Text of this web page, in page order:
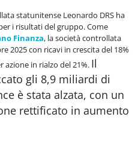
statunitense Leonardo DRS ha
i risultati del gruppo. Come
Finanza, la società controllata
2025 con ricavi in crescita del 18%
azione in rialzo del 21%. Il
gli 8,9 miliardi di
è stata alzata, con un
rettificato in aumento